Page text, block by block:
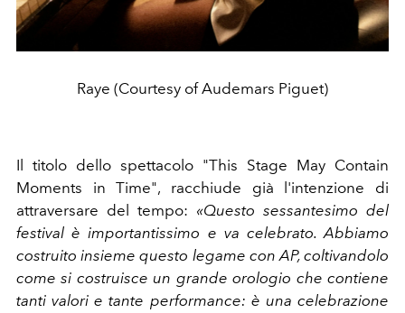
Raye (Courtesy of Audemars Piguet)
Il titolo dello spettacolo "This Stage May Contain
Moments in Time", racchiude già l'intenzione di
attraversare del tempo: «Questo sessantesimo del
festival è importantissimo e va celebrato. Abbiamo
costruito insieme questo legame con AP, coltivandolo
come si costruisce un grande orologio che contiene
tanti valori e tante performance: è una celebrazione